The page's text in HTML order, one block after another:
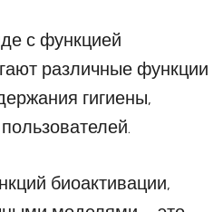
с функцией
различные функции
гигиены,
биоактивации,